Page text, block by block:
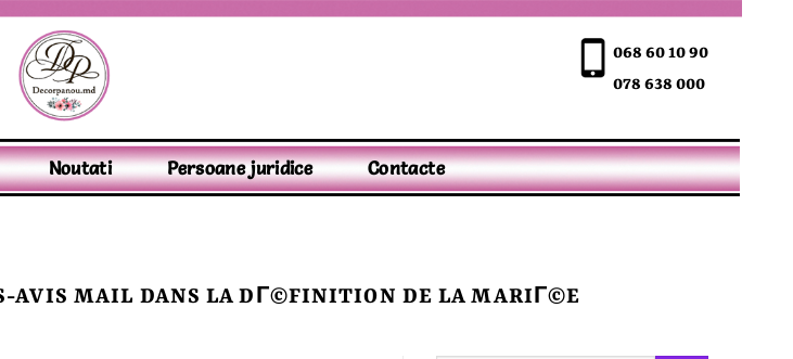
068 60 10 90
078 638 000
Noutati Persoane juridice Contacte
AVIS MAIL DANS LA DГ©FINITION DE LA MARIГ©E